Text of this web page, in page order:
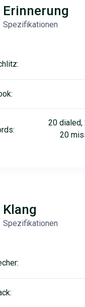
Erinnerung
Spezifikationen
20 dialed,
20
Klang
Spezifikationen